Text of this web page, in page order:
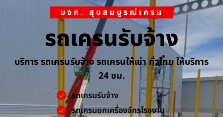
บจก. สุขสมบูรณ์เครน
รถเครนรับจ้าง
บริการ รถเครนรับจ้าง รถเครนให้เช่า ทั่วไทย ให้บริการ
24 ชม.
รถเครนรับจ้าง
รถเครนยกเครื่องจักรโรงงาน